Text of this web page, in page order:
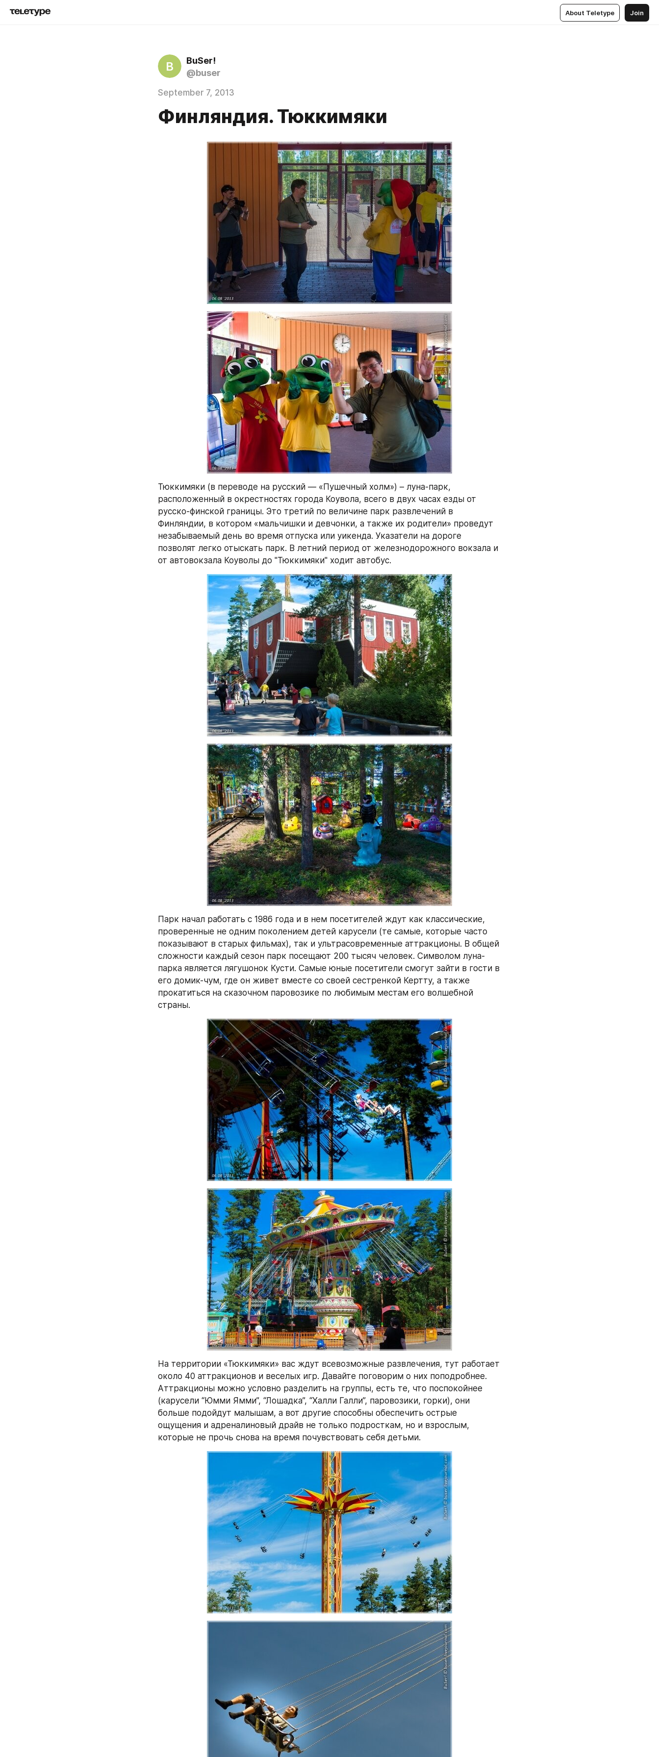
About Teletype Join
B
BuSer!
@buser
September 7, 2013
Финляндия. Тюккимяки
Тюккимяки (в переводе на русский — «Пушечный холм») – луна-парк,
расположенный в окрестностях города Коувола, всего в двух часах езды от
русско-финской границы. Это третий по величине парк развлечений в
Финляндии, в котором «мальчишки и девчонки, а также их родители» проведут
незабываемый день во время отпуска или уикенда. Указатели на дороге
позволят легко отыскать парк. В летний период от железнодорожного вокзала и
от автовокзала Коуволы до "Тюккимяки" ходит автобус.
Парк начал работать с 1986 года и в нем посетителей ждут как классические,
проверенные не одним поколением детей карусели (те самые, которые часто
показывают в старых фильмах), так и ультрасовременные аттракционы. В общей
сложности каждый сезон парк посещают 200 тысяч человек. Символом луна-
парка является лягушонок Кусти. Самые юные посетители смогут зайти в гости в
его домик-чум, где он живет вместе со своей сестренкой Кертту, а также
прокатиться на сказочном паровозике по любимым местам его волшебной
страны.
На территории «Тюккимяки» вас ждут всевозможные развлечения, тут работает
около 40 аттракционов и веселых игр. Давайте поговорим о них поподробнее.
Аттракционы можно условно разделить на группы, есть те, что поспокойнее
(карусели “Юмми Ямми”, “Лошадка”, “Халли Галли”, паровозики, горки), они
больше подойдут малышам, а вот другие способны обеспечить острые
ощущения и адреналиновый драйв не только подросткам, но и взрослым,
которые не прочь снова на время почувствовать себя детьми.